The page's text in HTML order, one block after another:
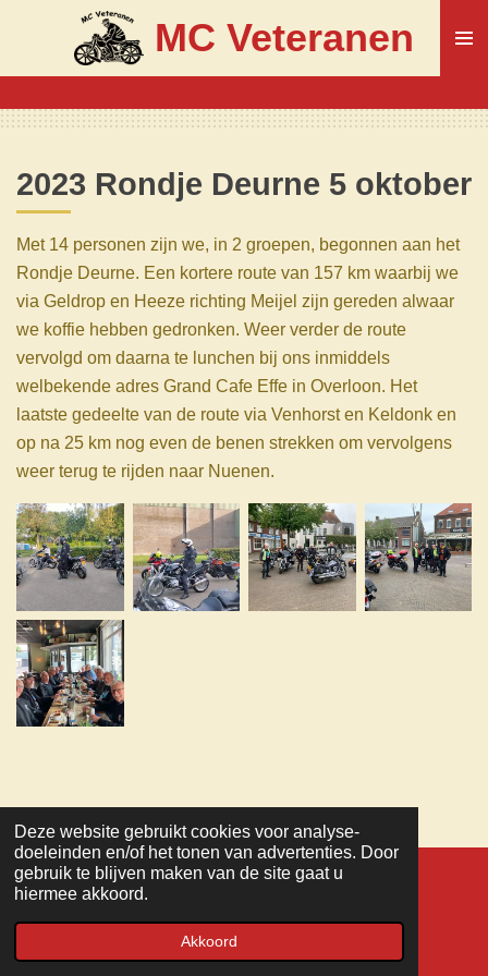
Deze website gebruikt cookies voor analyse-
doeleinden en/of het tonen van advertenties. Door
gebruik te blijven maken van de site gaat u
hiermee akkoord.
Akkoord
naar
de
MC Veteranen
2023 Rondje Deurne 5 oktober
Met 14 personen zijn we, in 2 groepen, begonnen aan het
Rondje Deurne. Een kortere route van 157 km waarbij we
via Geldrop en Heeze richting Meijel zijn gereden alwaar
we koffie hebben gedronken. Weer verder de route
vervolgd om daarna te lunchen bij ons inmiddels
welbekende adres Grand Cafe Effe in Overloon. Het
laatste gedeelte van de route via Venhorst en Keldonk en
op na 25 km nog even de benen strekken om vervolgens
weer terug te rijden naar Nuenen.
TOP